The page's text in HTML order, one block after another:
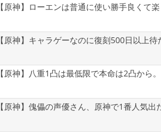
【原神】ローエンは普通に使い勝手良くて楽
【原神】キャラゲーなのに復刻500日以上待
【原神】八重1凸は最低限で本命は2凸から。
【原神】傀儡の声優さん、原神で1番人気出